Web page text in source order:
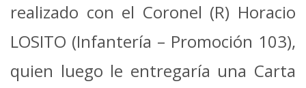
realizado con el Coronel (R) Horacio
LOSITO (Infantería – Promoción 103),
quien luego le entregaría una Carta